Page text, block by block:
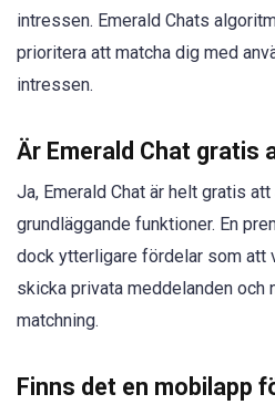
intressen. Emerald Chats
prioritera att matcha dig med
intressen.
Är Emerald Chat gratis
Ja, Emerald Chat är helt gratis
grundläggande funktioner. En
dock ytterligare fördelar som att
skicka privata meddelanden och
matchning.
Finns det en mobilapp